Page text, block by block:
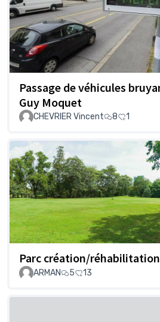
Passage de véhicules
Guy Moquet
CHEVRIER Vincent 8 1
Parc création/réhabilitation
ARMAN
5 13